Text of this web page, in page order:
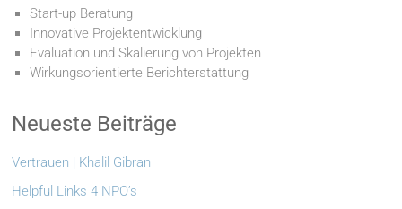
Start-up Beratung
Innovative Projektentwicklung
Evaluation und Skalierung von Projekten
Wirkungsorientierte Berichterstattung
Neueste Beiträge
Vertrauen | Khalil Gibran
Helpful Links 4 NPO’s